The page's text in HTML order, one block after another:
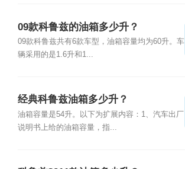
09款科鲁兹的油箱多少升？
09款科鲁兹共有6款车型，油箱容量均为60升。车
辆采用的是1.6升和1...
经典科鲁兹油箱多少升？
油箱容量是54升。以下为扩展内容：1、汽车出厂
说明书上给的油箱容量，指...